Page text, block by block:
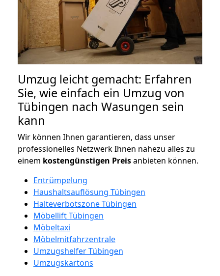
Umzug leicht gemacht: Erfahren
Sie, wie einfach ein Umzug von
Tübingen nach Wasungen sein
kann
Wir können Ihnen garantieren, dass unser
professionelles Netzwerk Ihnen nahezu alles zu
einem kostengünstigen Preisanbieten können.
Entrümpelung
Haushaltsauflösung Tübingen
Halteverbotszone Tübingen
Möbellift Tübingen
Möbeltaxi
Möbelmitfahrzentrale
Umzugshelfer Tübingen
Umzugskartons